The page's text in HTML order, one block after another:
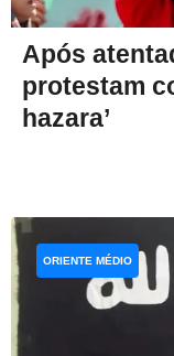
Após
protestam
hazara’
ORIENTE MÉDIO